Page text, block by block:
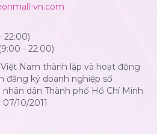
vn.com
22:00)
- 22:00)
Nam thành lập và hoạt động
đăng ký doanh nghiệp số
nhân dân Thành phố Hồ Chí Minh
10/2011